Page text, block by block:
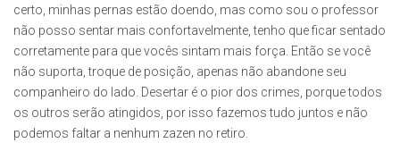
certo, minhas pernas estão doendo, mas como sou o professor
não posso sentar mais confortavelmente, tenho que ficar sentado
corretamente para que vocês sintam mais força. Então se você
não suporta, troque de posição, apenas não abandone seu
companheiro do lado. Desertar é o pior dos crimes, porque todos
os outros serão atingidos, por isso fazemos tudo juntos e não
podemos faltar a nenhum zazen no retiro.